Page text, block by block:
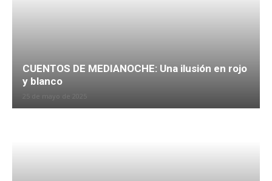
CUENTOS DE MEDIANOCHE: Una ilusión en rojo
y blanco
25 de mayo de 2025